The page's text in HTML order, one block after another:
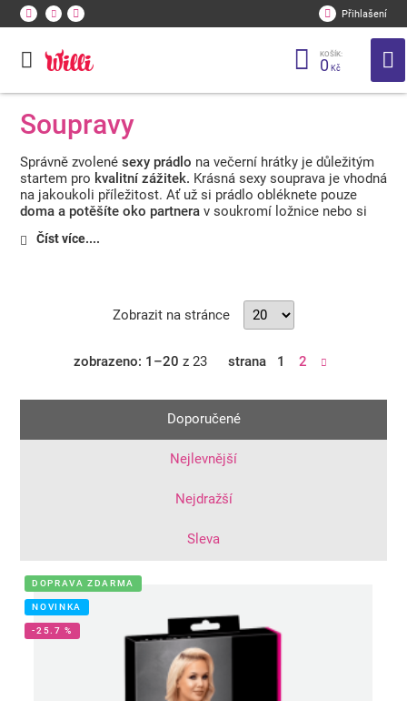
Přihlašení
KOŠÍK:
0 Kč
Soupravy
Správně zvolené sexy prádlo na večerní hrátky je důležitým
startem pro kvalitní zážitek. Krásná sexy souprava je vhodná
na jakoukoli příležitost. Ať už si prádlo obléknete pouze
doma a potěšíte oko partnera v soukromí ložnice nebo si
Vzrušte myšlenkou sebe i partnera svou, pod šaty, ukrytou
Číst více....
Zobrazit na stránce
zobrazeno: 1–20 z 23 strana 1 2
Doporučené
Nejlevnější
Nejdražší
Sleva
DOPRAVA ZDARMA
NOVINKA
-25.7 %